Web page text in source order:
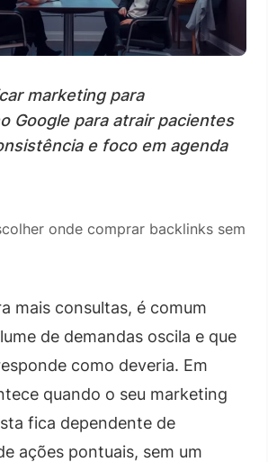
marketing para
Google para atrair pacientes
e foco em agenda
onde comprar backlinks sem
mais consultas, é comum
de demandas oscila e que
como deveria. Em
quando o seu marketing
fica dependente de
ações pontuais, sem um